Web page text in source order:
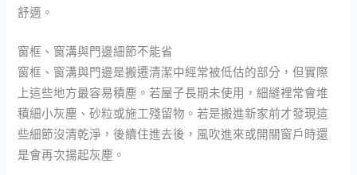
舒適。
窗框、窗溝與門邊細節不能省
窗框、窗溝與門邊是搬遷清潔中經常被低估的部分，但實際
上這些地方最容易積塵。若屋子長期未使用，細縫裡常會堆
積細小灰塵、砂粒或施工殘留物。若是搬進新家前才發現這
些細節沒清乾淨，後續住進去後，風吹進來或開關窗戶時還
是會再次揚起灰塵。